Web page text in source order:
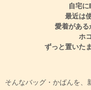
自宅に
最近は
愛着がある
ホ
ずっと置いた
そんなバッグ・かばんを、